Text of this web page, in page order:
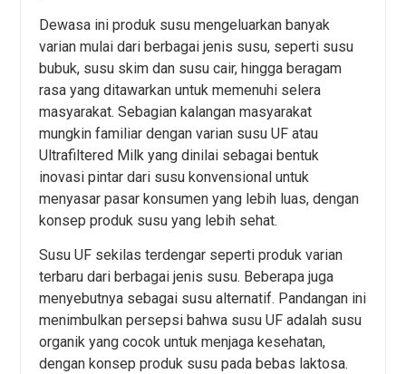
Dewasa ini produk susu mengeluarkan banyak
varian mulai dari berbagai jenis susu, seperti susu
bubuk, susu skim dan susu cair, hingga beragam
rasa yang ditawarkan untuk memenuhi selera
masyarakat. Sebagian kalangan masyarakat
mungkin familiar dengan varian susu UF atau
Ultrafiltered Milk yang dinilai sebagai bentuk
inovasi pintar dari susu konvensional untuk
menyasar pasar konsumen yang lebih luas, dengan
konsep produk susu yang lebih sehat.
Susu UF sekilas terdengar seperti produk varian
terbaru dari berbagai jenis susu. Beberapa juga
menyebutnya sebagai susu alternatif. Pandangan ini
menimbulkan persepsi bahwa susu UF adalah susu
organik yang cocok untuk menjaga kesehatan,
dengan konsep produk susu pada bebas laktosa.